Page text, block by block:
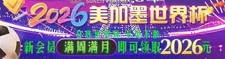
你所浏览的页面暂时无法访问